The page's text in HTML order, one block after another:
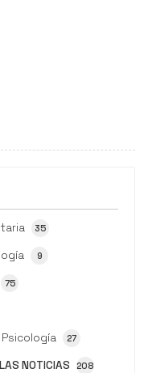
NOTICIAS 208
35
9
75
27